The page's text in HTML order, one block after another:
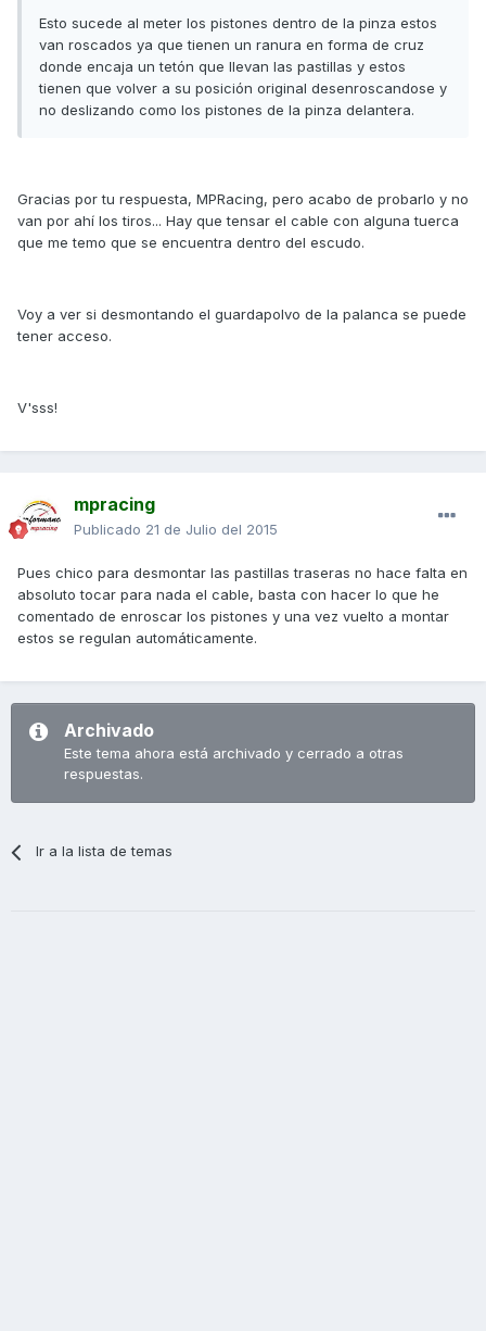
Esto sucede al meter los pistones dentro de la pinza estos
van roscados ya que tienen un ranura en forma de cruz
donde encaja un tetón que llevan las pastillas y estos
tienen que volver a su posición original desenroscandose y
no deslizando como los pistones de la pinza delantera.
Gracias por tu respuesta, MPRacing, pero acabo de probarlo y no
van por ahí los tiros... Hay que tensar el cable con alguna tuerca
que me temo que se encuentra dentro del escudo.
Voy a ver si desmontando el guardapolvo de la palanca se puede
tener acceso.
V'sss!
mpracing
Publicado 21 de Julio del 2015
Pues chico para desmontar las pastillas traseras no hace falta en
absoluto tocar para nada el cable, basta con hacer lo que he
comentado de enroscar los pistones y una vez vuelto a montar
estos se regulan automáticamente.
Archivado
Este tema ahora está archivado y cerrado a otras
respuestas.
Ir a la lista de temas